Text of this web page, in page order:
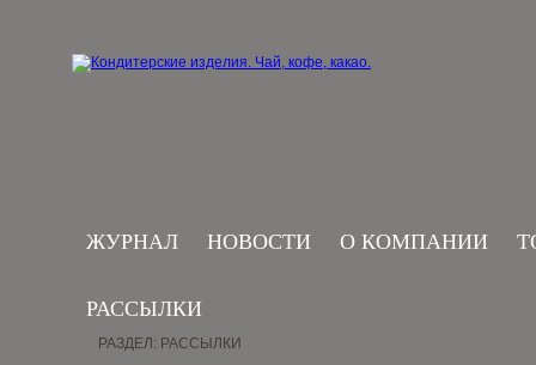
ЖУРНАЛ НОВОСТИ О КОМПАНИИ
РАССЫЛКИ
РАЗДЕЛ: РАССЫЛКИ